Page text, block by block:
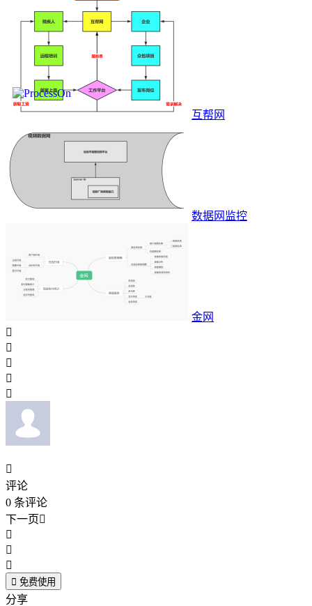
互帮网
数据网监控
金网






评论
0 条评论
下一页



 免费使用
分享